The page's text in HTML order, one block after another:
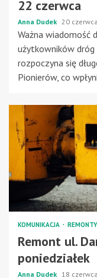
22 czerwca
Anna Dudek 20
Ważna wiadomość
użytkowników dróg
rozpoczyna się
Pionierów, co
KOMUNIKACJA REMONTY
Remont ul.
poniedziałek
Anna Dudek 18